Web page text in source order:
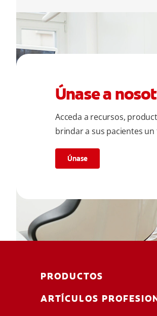
Únase a
Acceda a recursos,
brindar a sus pacientes
Únase
PRODUCTOS
ARTÍCULOS